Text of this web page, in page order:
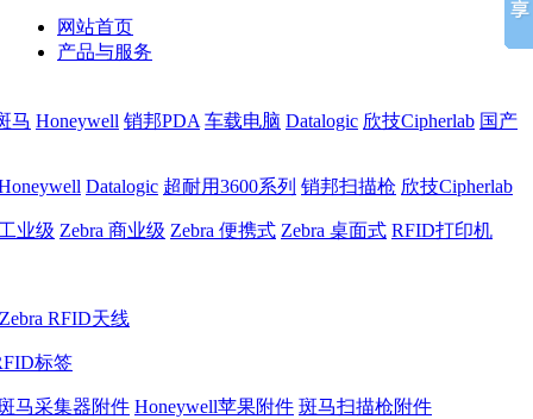
网站首页
产品与服务
马 Honeywell 销邦PDA 车载电脑 Datalogic 欣技Cipherlab 国产
Datalogic 超耐用3600系列 销邦扫描枪 欣技Cipherlab
业级 Zebra 商业级 Zebra 便携式 Zebra 桌面式 RFID打印机
Zebra RFID天线
标签
马采集器附件 Honeywell苹果附件 斑马扫描枪附件